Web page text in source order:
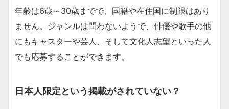
年齢は6歳～30歳までで、国籍や在住国に制限はあり
ません。ジャンルは問わないようで、俳優や歌手の他
にもキャスターや芸人、そして文化人志望といった人
でも応募することができます。
日本人限定という掲載がされていない？